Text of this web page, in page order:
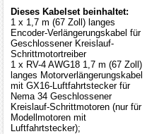
Dieses Kabelset beinhaltet:
1 x 1,7 m (67 Zoll) langes
Encoder-Verlängerungskabel für
Geschlossener Kreislauf-
Schrittmotortreiber
1 x RV-4 AWG18 1,7 m (67 Zoll)
langes Motorverlängerungskabel
mit GX16-Luftfahrtstecker für
Nema 34 Geschlossener
Kreislauf-Schrittmotoren (nur für
Modellmotoren mit
Luftfahrtstecker);